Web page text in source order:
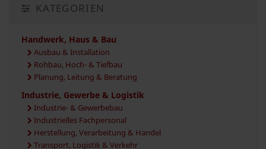
KATEGORIEN
Handwerk, Haus & Bau
Ausbau & Installation
Rohbau, Hoch- & Tiefbau
Planung, Leitung & Beratung
Industrie, Gewerbe & Logistik
Industrie- & Gewerbebau
Industrielles Fachpersonal
Herstellung, Verarbeitung & Handel
Transport, Logistik & Verkehr